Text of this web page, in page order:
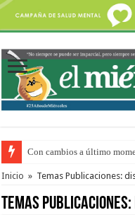
Con cambios a último
Del viernes 7 al domingo 9
Inicio » Temas Publicaciones:
Temas Publicaciones: